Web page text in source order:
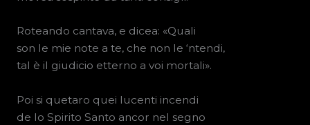
Roteando cantava, e dicea: «Quali
son le mie note a te, che non le ‘ntendi,
tal è il giudicio etterno a voi mortali».
Poi si quetaro quei lucenti incendi
de lo Spirito Santo ancor nel segno